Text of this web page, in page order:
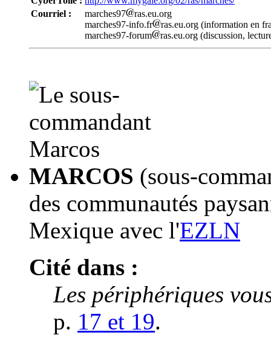
Courriel :
marches97
ras.eu.org
marches97-info.fr
ras.eu.org (information en
marches97-forum
ras.eu.org (discussion,
MARCOS (sous-
des communautés
Mexique avec l'EZLN
Cité dans :
Les périphériques
p. 17 et 19.